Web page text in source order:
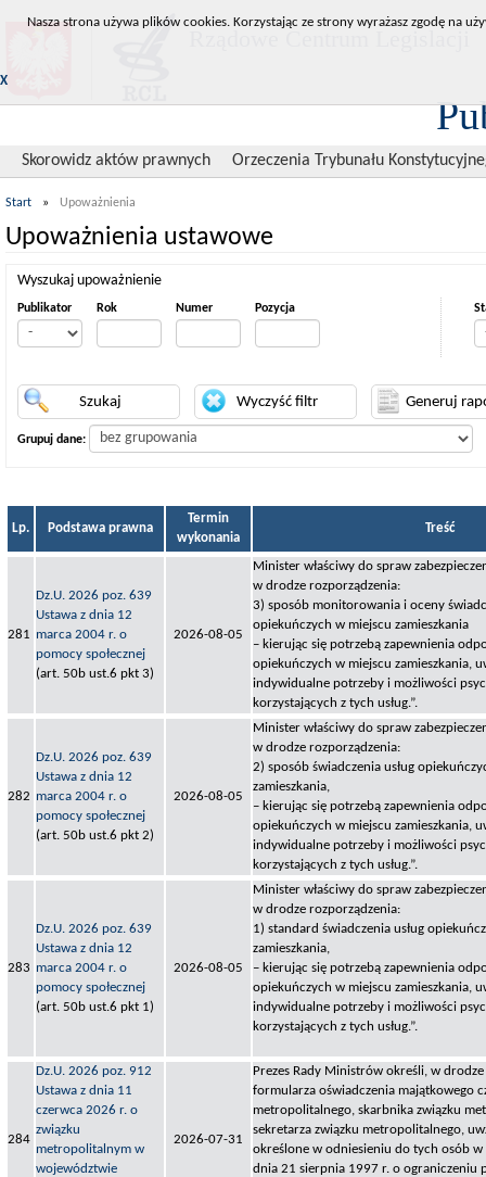
Skorowidz aktów prawnych Orzeczenia Trybunału
Start » Upoważnienia
Upoważnienia ustawowe
Wyszukaj upoważnienie
Publikator Rok Numer Pozycja
Grupuj dane:
Lp. Podstawa prawna
Termin
wykonania
Treść
281
Dz.U. 2026 poz. 639
Ustawa z dnia 12
marca 2004 r. o
pomocy społecznej
(art. 50b ust.6 pkt 3)
2026-08-05
Minister właściwy do spraw
w drodze rozporządzenia:
3) sposób monitorowania i oceny
opiekuńczych w miejscu zamieszkania
– kierując się potrzebą zapewnienia
opiekuńczych w miejscu zamieszkania,
indywidualne potrzeby i możliwości
korzystających z tych usług.”.
282
Dz.U. 2026 poz. 639
Ustawa z dnia 12
marca 2004 r. o
pomocy społecznej
(art. 50b ust.6 pkt 2)
2026-08-05
Minister właściwy do spraw
w drodze rozporządzenia:
2) sposób świadczenia usług
zamieszkania,
– kierując się potrzebą zapewnienia
opiekuńczych w miejscu zamieszkania,
indywidualne potrzeby i możliwości
korzystających z tych usług.”.
283
Dz.U. 2026 poz. 639
Ustawa z dnia 12
marca 2004 r. o
pomocy społecznej
(art. 50b ust.6 pkt 1)
2026-08-05
Minister właściwy do spraw
w drodze rozporządzenia:
1) standard świadczenia usług
zamieszkania,
– kierując się potrzebą zapewnienia
opiekuńczych w miejscu zamieszkania,
indywidualne potrzeby i możliwości
korzystających z tych usług.”.
284
Dz.U. 2026 poz. 912
Ustawa z dnia 11
czerwca 2026 r. o
związku
metropolitalnym w
województwie
2026-07-31
Prezes Rady Ministrów określi, w
formularza oświadczenia majątkowego
metropolitalnego, skarbnika związku
sekretarza związku metropolitalnego,
określone w odniesieniu do tych osób w
dnia 21 sierpnia 1997 r. o ograniczeniu
Nasza strona używa plików cookies. Korzystając ze strony wyrażasz zgodę na
X